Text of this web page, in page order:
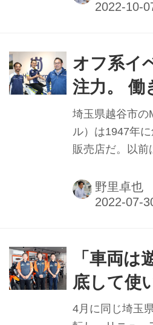
モデルのオーナ
オフ系イ
注力。 働
暇を充実
ナ・モー
ズ越谷 代
志氏
埼玉県越谷市の
ル）は1947年
販売店だ。以前
ンネル店だった
いブランドに絞
る代表の原豪
力を伝えていく
力を入れてきた
野里卓也
「車両は
底して使
う」
4月に同じ埼玉